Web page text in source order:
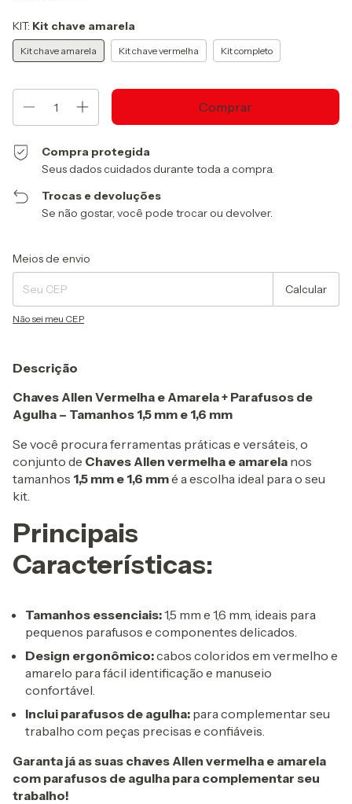
KIT: Kit chave amarela
Kit chave amarela Kit chave vermelha Kit completo
Compra protegida
Seus dados cuidados durante toda a compra.
Trocas e devoluções
Se não gostar, você pode trocar ou devolver.
Entregas para o CEP:
Meios de envio
Calcular
Não sei meu CEP
Descrição
Chaves Allen Vermelha e Amarela + Parafusos de
Agulha – Tamanhos 1,5 mm e 1,6 mm
Se você procura ferramentas práticas e versáteis, o
conjunto de Chaves Allen vermelha e amarela nos
tamanhos 1,5 mm e 1,6 mmé a escolha ideal para o seu
kit.
Principais
Características:
Tamanhos essenciais:1,5 mm e 1,6 mm, ideais para
pequenos parafusos e componentes delicados.
Design ergonômico:cabos coloridos em vermelho e
amarelo para fácil identificação e manuseio
confortável.
Inclui parafusos de agulha: para complementar seu
trabalho com peças precisas e confiáveis.
Garanta já as suas chaves Allen vermelha e amarela
com parafusos de agulha para complementar seu
trabalho!